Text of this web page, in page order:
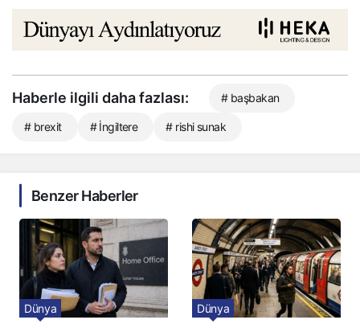
Haberle ilgili daha fazlası: # başbakan
# brexit # İngiltere # rishi sunak
Benzer Haberler
Dünya Dünya